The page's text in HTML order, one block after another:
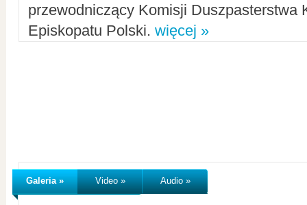
przewodniczący Komisji Duszpasterstwa
Episkopatu Polski. więcej »
Galeria » Video » Audio »